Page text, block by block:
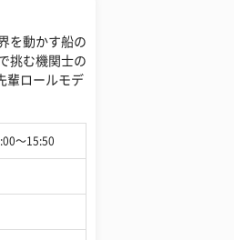
を動かす船の
挑む機関士の
輩ロールモデ
〜15:50